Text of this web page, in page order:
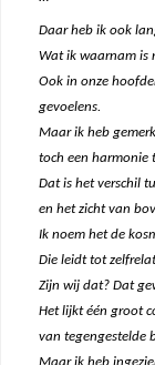
Daar heb ik ook
Wat ik waarnam is
Ook in onze
gevoelens.
Maar ik heb
toch een harmonie
Dat is het verschil
en het zicht van
Ik noem het de
Die leidt tot
Zijn wij dat? Dat
Het lijkt één groot
van tegengestelde